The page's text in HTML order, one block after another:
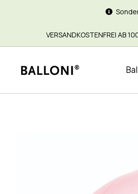
VERSANDKOSTENFREI AB